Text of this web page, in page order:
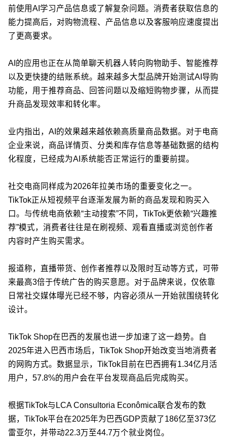
前使用AI学习产品信息或了解复杂问题。消费者获取信息的
能力提高后，对购物流程、产品信息以及客服响应速度提出
了更高要求。
AI的应用也正在从简单聊天机器人转向购物助手、智能推荐
以及更快捷的结账系统。越来越多大型品牌开始测试AI导购
功能，用于推荐商品、回答问题以及缩短购物步骤，从而提
升商品发现效率和转化率。
业内指出，AI的效果越来越依赖高质量商品数据。对于电商
企业来说，商品详情页、分类和库存信息等基础数据的结构
化程度，已经成为AI系统能否正常运行的重要前提。
社交电商同样成为2026年拉美市场的重要变化之一。
TikTok正从短视频平台逐渐发展为新的商品发现和购买入
口。与传统电商依赖“主动搜索”不同，TikTok更依赖“兴趣推
荐”模式，消费者往往是在刷视频、观看直播或浏览创作者
内容时产生购买需求。
报道称，直播带货、创作者推荐以及限时互动等方式，可带
来最高3倍于传统广告的购买意愿。对于品牌来说，仅依靠
日常社交媒体曝光已经不够，内容必须从一开始就围绕转化
设计。
TikTok Shop在巴西的发展也进一步加速了这一趋势。自
2025年进入巴西市场后，TikTok Shop开始改变当地消费者
的网购方式。数据显示，TikTok目前在巴西拥有1.34亿月活
用户，57.8%的用户会在平台发现商品后完成购买。
根据TikTok与LCA Consultoria Econômica联合发布的数
据，TikTok平台在2025年为巴西GDP贡献了186亿至373亿
雷亚尔，并带动22.3万至44.7万个就业岗位。